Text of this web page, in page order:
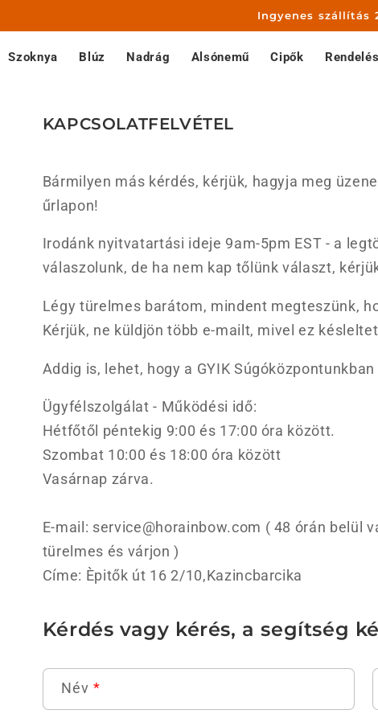
Ingyenes szállítás
Szoknya Blúz Nadrág Alsónemű Cipők
KAPCSOLATFELVÉTEL
Bármilyen más kérdés, kérjük, hagyja meg
űrlapon!
Irodánk nyitvatartási ideje 9am-5pm EST - a
válaszolunk, de ha nem kap tőlünk választ,
Légy türelmes barátom, mindent megteszünk,
Kérjük, ne küldjön több e-mailt, mivel ez
Addig is, lehet, hogy a GYIK
Ügyfélszolgálat - Működési idő:
Hétfőtől péntekig 9:00 és 17:00 óra között.
Szombat 10:00 és 18:00 óra között
Vasárnap zárva.
E-mail: service@horainbow.com ( 48 órán belül
türelmes és várjon )
Címe: Èpitők út 16 2/10,Kazincbarcika
Kérdés vagy kérés, a segítség
Név*